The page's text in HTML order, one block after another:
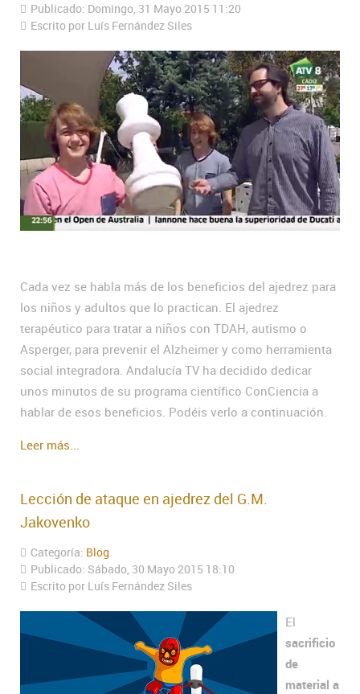
Publicado: Domingo, 31 Mayo 2015 11:20
Escrito por Luís Fernández Siles
Cada vez se habla más de los beneficios del ajedrez para
los niños y adultos que lo practican. El ajedrez
terapéutico para tratar a niños con TDAH, autismo o
Asperger, para prevenir el Alzheimer y como herramienta
social integradora. Andalucía TV ha decidido dedicar
unos minutos de su programa científico ConCiencia a
hablar de esos beneficios. Podéis verlo a continuación.
Leer más...
Lección de ataque en ajedrez del G.M.
Jakovenko
Categoría: Blog
Publicado: Sábado, 30 Mayo 2015 18:10
Escrito por Luís Fernández Siles
El
sacrificio
de
material a